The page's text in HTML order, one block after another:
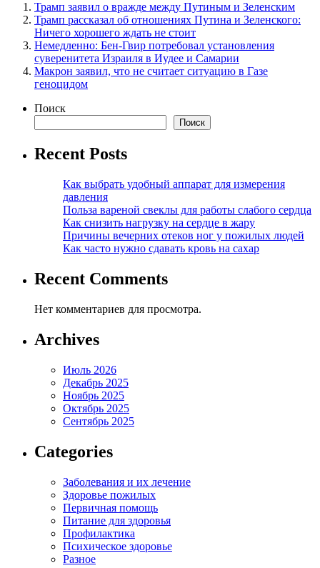
Трамп заявил о вражде между Путиным и Зеленским
Трамп рассказал об отношениях Путина и Зеленского:
Ничего хорошего ждать не стоит
Немедленно: Бен-Гвир потребовал установления
суверенитета Израиля в Иудее и Самарии
Макрон заявил, что не считает ситуацию в Газе
геноцидом
Поиск
Поиск
Recent Posts
Как выбрать удобный аппарат для измерения
давления
Польза вареной свеклы для работы слабого сердца
Как снизить нагрузку на сердце в жару
Причины вечерних отеков ног у пожилых людей
Как часто нужно сдавать кровь на сахар
Recent Comments
Нет комментариев для просмотра.
Archives
Июль 2026
Декабрь 2025
Ноябрь 2025
Октябрь 2025
Сентябрь 2025
Categories
Заболевания и их лечение
Здоровье пожилых
Первичная помощь
Питание для здоровья
Профилактика
Психическое здоровье
Разное